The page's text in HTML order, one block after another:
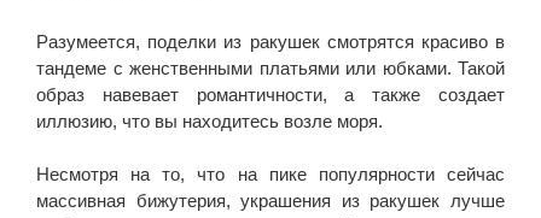
Разумеется, поделки из ракушек смотрятся красиво в
тандеме с женственными платьями или юбками. Такой
образ навевает романтичности, а также создает
иллюзию, что вы находитесь возле моря.
Несмотря на то, что на пике популярности сейчас
массивная бижутерия, украшения из ракушек лучше